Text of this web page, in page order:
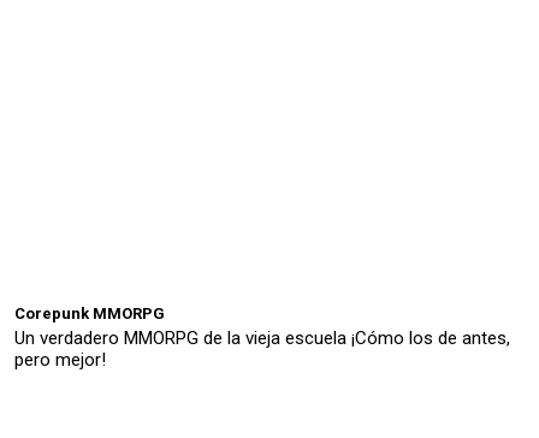
Corepunk MMORPG
Un verdadero MMORPG de la vieja escuela ¡Cómo los de antes,
pero mejor!